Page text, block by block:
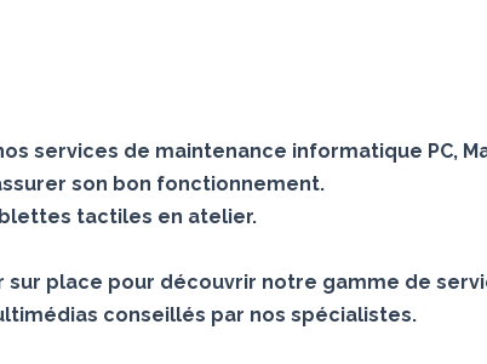
services de maintenance informatique PC,
son bon fonctionnement.
tactiles en atelier.
place pour découvrir notre gamme de
conseillés par nos spécialistes.